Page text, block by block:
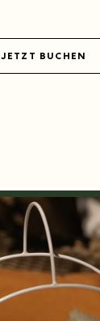
JETZT BUCHEN